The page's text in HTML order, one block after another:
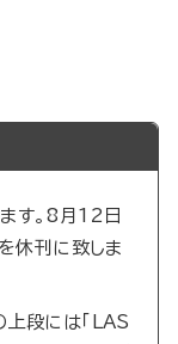
す。8月12日
休刊に致しま
段には「LAS